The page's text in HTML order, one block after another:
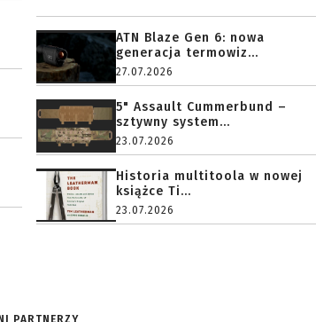
ATN Blaze Gen 6: nowa
generacja termowiz...
27.07.2026
5" Assault Cummerbund –
sztywny system...
23.07.2026
Historia multitoola w nowej
książce Ti...
23.07.2026